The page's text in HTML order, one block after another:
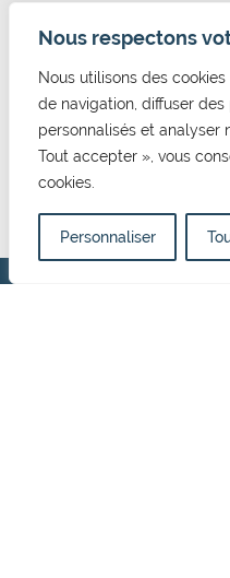
Nous respectons
Nous utilisons des
de navigation, diffuser
personnalisés et analyser
Tout accepter », vous
cookies.
Personnaliser
Mairie de
20 rue de l'Eglise 14123,
02 31 52